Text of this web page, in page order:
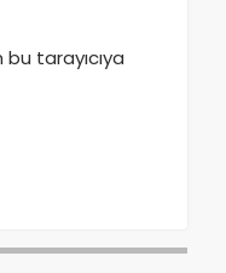
tarayıcıya